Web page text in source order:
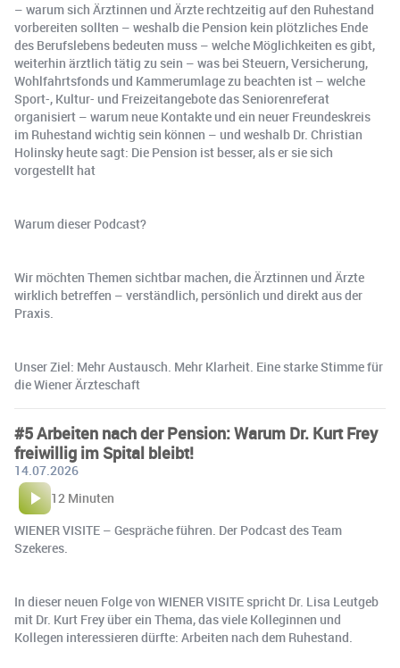
– warum sich Ärztinnen und Ärzte rechtzeitig auf den Ruhestand
vorbereiten sollten – weshalb die Pension kein plötzliches Ende
des Berufslebens bedeuten muss – welche Möglichkeiten es gibt,
weiterhin ärztlich tätig zu sein – was bei Steuern, Versicherung,
Wohlfahrtsfonds und Kammerumlage zu beachten ist – welche
Sport-, Kultur- und Freizeitangebote das Seniorenreferat
organisiert – warum neue Kontakte und ein neuer Freundeskreis
im Ruhestand wichtig sein können – und weshalb Dr. Christian
Holinsky heute sagt: Die Pension ist besser, als er sie sich
vorgestellt hat
Warum dieser Podcast?
Wir möchten Themen sichtbar machen, die Ärztinnen und Ärzte
wirklich betreffen – verständlich, persönlich und direkt aus der
Praxis.
Unser Ziel: Mehr Austausch. Mehr Klarheit. Eine starke Stimme für
die Wiener Ärzteschaft
#5 Arbeiten nach der Pension: Warum Dr. Kurt Frey
freiwillig im Spital bleibt!
14.07.2026
12 Minuten
WIENER VISITE – Gespräche führen. Der Podcast des Team
Szekeres.
In dieser neuen Folge von WIENER VISITE spricht Dr. Lisa Leutgeb
mit Dr. Kurt Frey über ein Thema, das viele Kolleginnen und
Kollegen interessieren dürfte: Arbeiten nach dem Ruhestand.